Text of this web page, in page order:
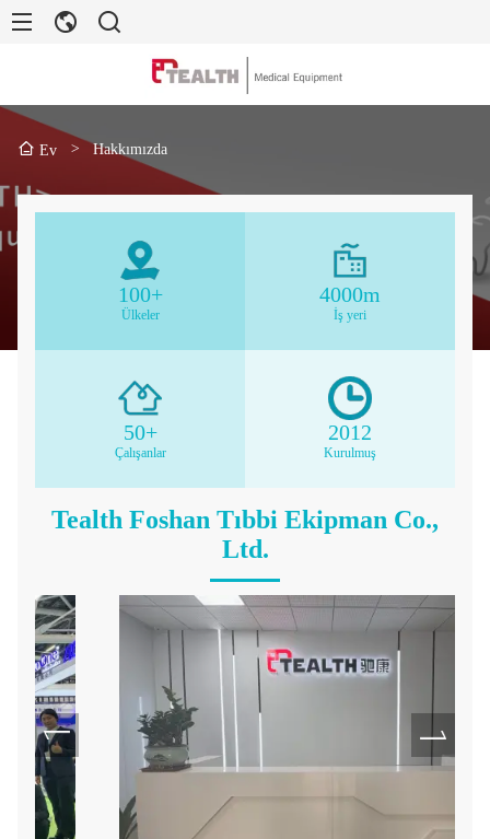
Ev > Hakkımızda
100+
Ülkeler
4000m
İş yeri
50+
Çalışanlar
2012
Kurulmuş
Tealth Foshan Tıbbi Ekipman Co.,
Ltd.